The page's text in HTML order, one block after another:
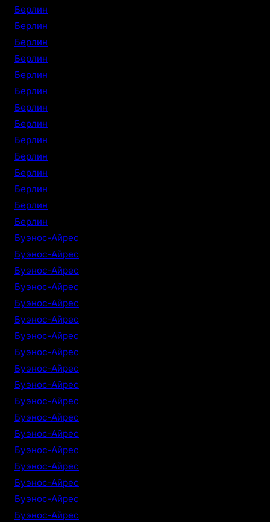
Берлин
Берлин
Берлин
Берлин
Берлин
Берлин
Берлин
Берлин
Берлин
Берлин
Берлин
Берлин
Берлин
Берлин
Буэнос-Айрес
Буэнос-Айрес
Буэнос-Айрес
Буэнос-Айрес
Буэнос-Айрес
Буэнос-Айрес
Буэнос-Айрес
Буэнос-Айрес
Буэнос-Айрес
Буэнос-Айрес
Буэнос-Айрес
Буэнос-Айрес
Буэнос-Айрес
Буэнос-Айрес
Буэнос-Айрес
Буэнос-Айрес
Буэнос-Айрес
Буэнос-Айрес